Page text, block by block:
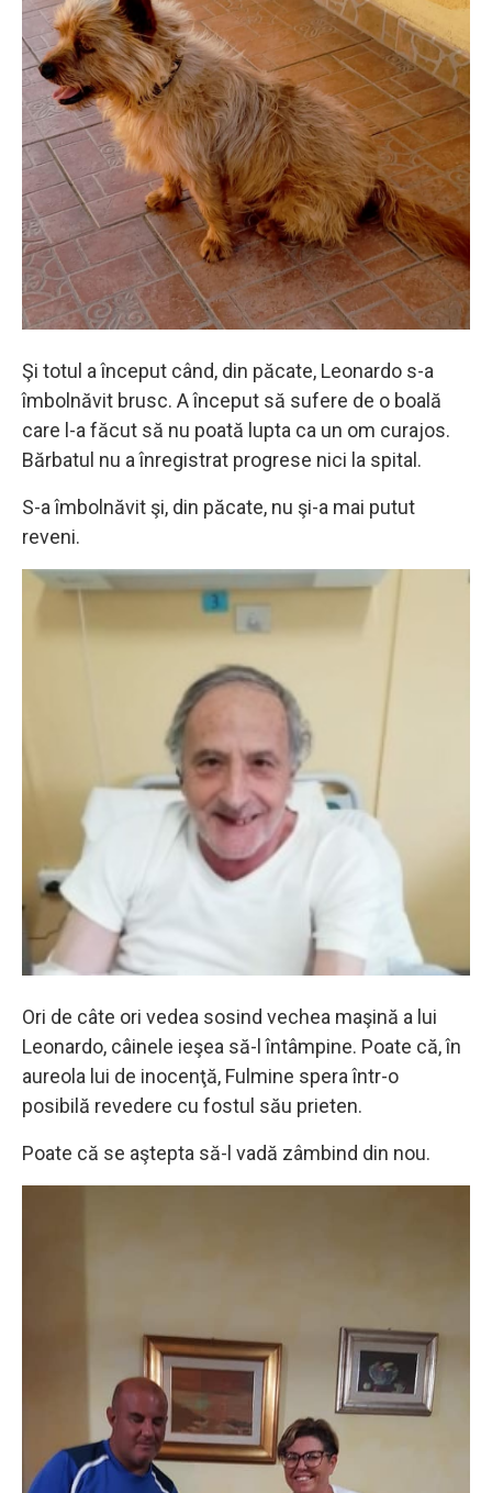
Şi totul a început când, din păcate, Leonardo s-a
îmbolnăvit brusc. A început să sufere de o boală
care l-a făcut să nu poată lupta ca un om curajos.
Bărbatul nu a înregistrat progrese nici la spital.
S-a îmbolnăvit şi, din păcate, nu şi-a mai putut
reveni.
Ori de câte ori vedea sosind vechea maşină a lui
Leonardo, câinele ieşea să-l întâmpine. Poate că, în
aureola lui de inocenţă, Fulmine spera într-o
posibilă revedere cu fostul său prieten.
Poate că se aştepta să-l vadă zâmbind din nou.